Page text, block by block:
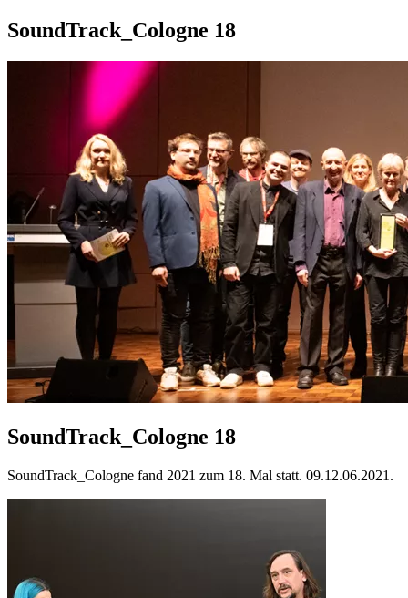
SoundTrack_Cologne 18
SoundTrack_Cologne 18
SoundTrack_Cologne fand 2021 zum 18. Mal statt. 09.12.06.2021.